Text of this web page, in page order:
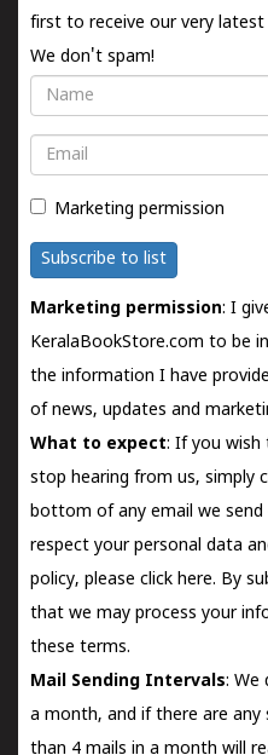
first to receive our very
We don't spam!
Name
Email
Marketing permission
Subscribe to list
Marketing permission: I
KeralaBookStore.com to be
the information I have
of news, updates and
What to expect: If you wish
stop hearing from us, simply
bottom of any email we
respect your personal data
policy, please click here. By
that we may process your
these terms.
Mail Sending Intervals: We
a month, and if there are any
than 4 mails in a month will